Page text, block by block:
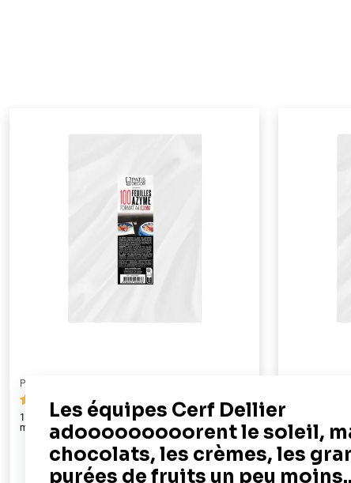
PATISDECOR
100 feuilles azyme alimentaires A4 - épaisseur 0,3
mm
22,90 €
50 feuilles